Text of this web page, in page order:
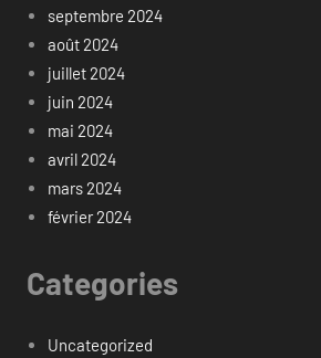
septembre 2024
août 2024
juillet 2024
juin 2024
mai 2024
avril 2024
mars 2024
février 2024
Categories
Uncategorized